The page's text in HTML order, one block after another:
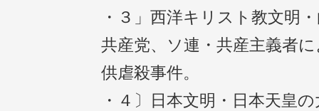
・３」西洋キリスト教文明
共産党、ソ連・共産主義者
供虐殺事件。
・４〕日本文明・日本天皇